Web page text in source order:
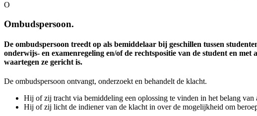
O
Ombudspersoon.
De ombudspersoon treedt op als bemiddelaar bij geschillen tussen
onderwijs- en examenregeling en/of de rechtspositie van de student en
waartegen ze gericht is.
De ombudspersoon ontvangt, onderzoekt en behandelt de klacht.
Hij of zij tracht via bemiddeling een oplossing te vinden in het belang
Hij of zij licht de indiener van de klacht in over de mogelijkheid om